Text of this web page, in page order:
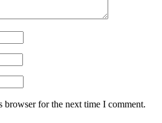
browser for the next time I comment.